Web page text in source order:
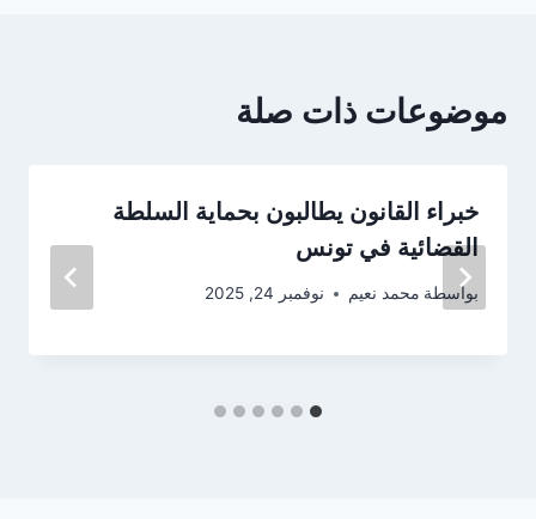
موضوعات ذات صلة
خبراء القانون يطالبون بحماية السلطة
القضائية في تونس
بواسطة محمد نعيم نوفمبر 24, 2025